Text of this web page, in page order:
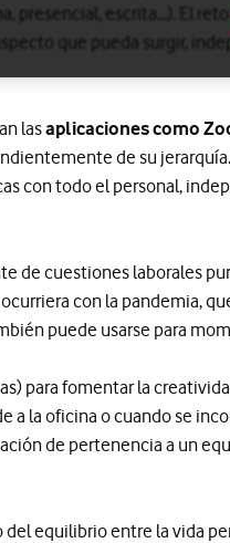
presencial, escrita…). El
que pueda surgir,
lasaplicaciones como
de su
con todo el personal,
de cuestiones laborales
con la pandemia,
puede usarse para
para fomentar la
a la oficina o cuando se
de pertenencia a un
equilibrio entre la vida